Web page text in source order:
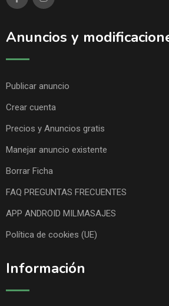
Anuncios y
Publicar anuncio
Crear cuenta
Precios y Anuncios gratis
Manejar anuncio existente
Borrar Ficha
FAQ PREGUNTAS FRECUENTES
APP ANDROID MILMASAJES
Política de cookies (UE)
Información